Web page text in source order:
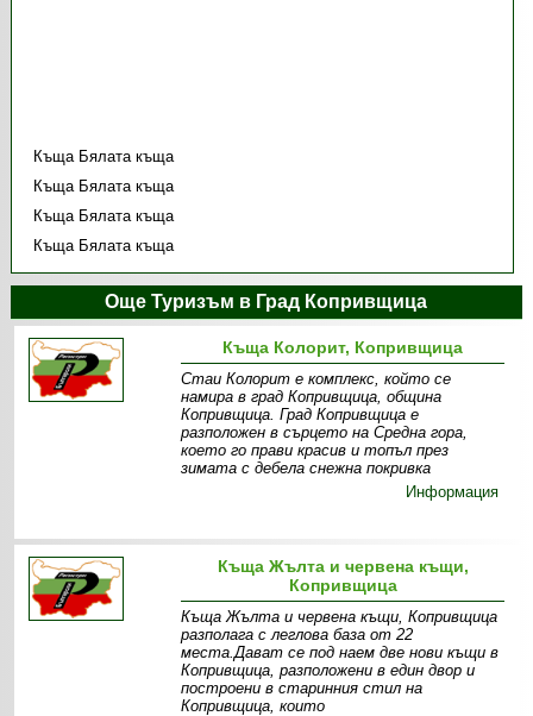
Къща Бялата къща
Къща Бялата къща
Къща Бялата къща
Къща Бялата къща
Още Туризъм в Град Копривщица
Къща Колорит, Копривщица
Стаи Колорит е комплекс, който се
намира в град Копривщица, община
Копривщица. Град Копривщица е
разположен в сърцето на Средна гора,
което го прави красив и топъл през
зимата с дебела снежна покривка
Информация
Къща Жълта и червена къщи,
Копривщица
Къща Жълта и червена къщи, Копривщица
разполага с леглова база от 22
места.Дават се под наем две нови къщи в
Копривщица, разположени в един двор и
построени в старинния стил на
Копривщица, които